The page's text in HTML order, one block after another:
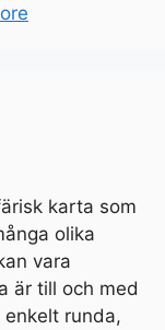
karta som
olika
vara
är till och med
runda,